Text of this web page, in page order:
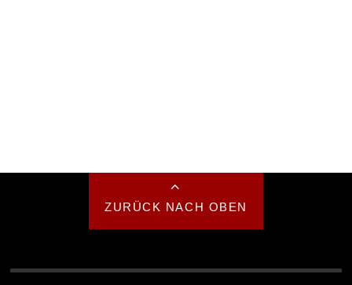
ZURÜCK NACH OBEN